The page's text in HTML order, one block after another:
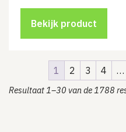
was:
€13.70.
is:
€10.25.
Bekijk product
1 2 3 4 …
Resultaat 1–30 van de 1788